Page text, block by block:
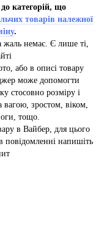
категорій, що
товарів належної
.
жаль немає. Є лише ті,
або в описі товару
може допомогти
стосовно розміру і
вагою, зростом, віком,
тощо.
в Вайбер, для цього
повідомленні напишіть